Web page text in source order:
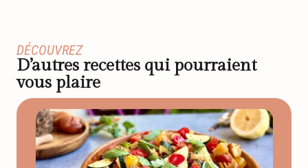
DÉCOUVREZ
D’autres recettes qui pourraient
vous plaire